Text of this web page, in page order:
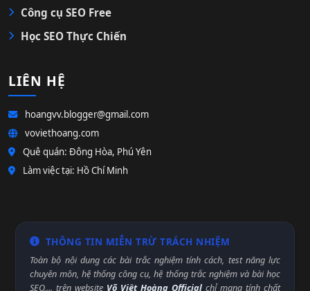
Công cụ SEO Free
Học SEO Thực Chiến
LIÊN HỆ
hoangvv.blogger@gmail.com
voviethoang.com
Quê quán: Đông Hòa, Phú Yên
Làm việc tại: Hồ Chí Minh
THÔNG TIN MIỄN TRỪ TRÁCH NHIỆM
Toàn bộ nội dung các bài trắc nghiệm tính cách, test năng lực
chuyên môn, hệ thống công cụ, hệ thống trắc nghiệm và bài học
SEO,... trên website Võ Việt Hoàng Official chỉ mang tính chất